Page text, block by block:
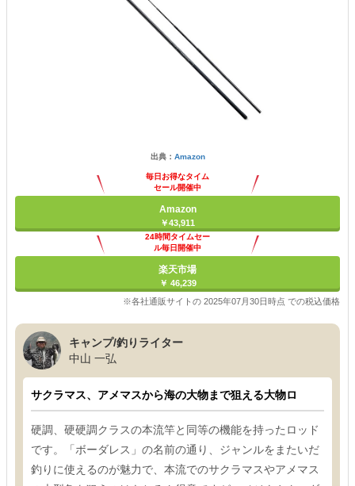
出典： Amazon
毎日お得なタイム
セール開催中
Amazon
￥43,911
24時間タイムセー
ル毎日開催中
楽天市場
￥ 46,239
※各社通販サイトの 2025年07月30日時点 での税込価格
キャンプ/釣りライター
中山 一弘
サクラマス、アメマスから海の大物まで狙える大物ロ
硬調、硬硬調クラスの本流竿と同等の機能を持ったロッド
です。「ボーダレス」の名前の通り、ジャンルをまたいだ
釣りに使えるのが魅力で、本流でのサクラマスやアメマス